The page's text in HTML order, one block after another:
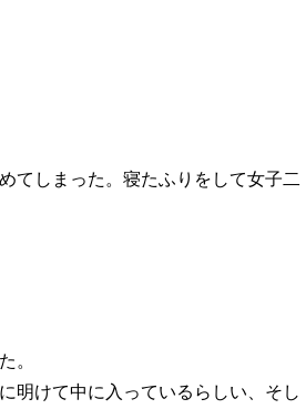
てしまった。寝たふりをして女子二
。
明けて中に入っているらしい、そし